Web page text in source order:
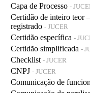
Capa de Processo -
Certidão de inteiro teor
registrado - JUCER
Certidão específica -
Certidão simplificada -
Checklist - JUCER
CNPJ - JUCER
Comunicação de